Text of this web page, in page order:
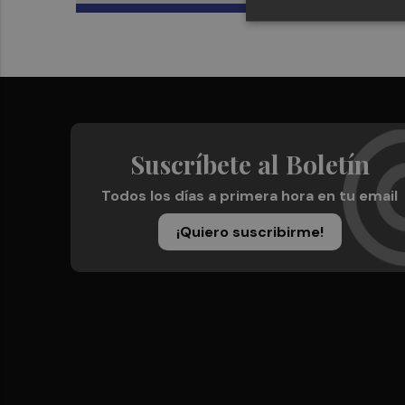
Suscríbete al Boletín
Todos los días a primera hora en tu email
¡Quiero suscribirme!